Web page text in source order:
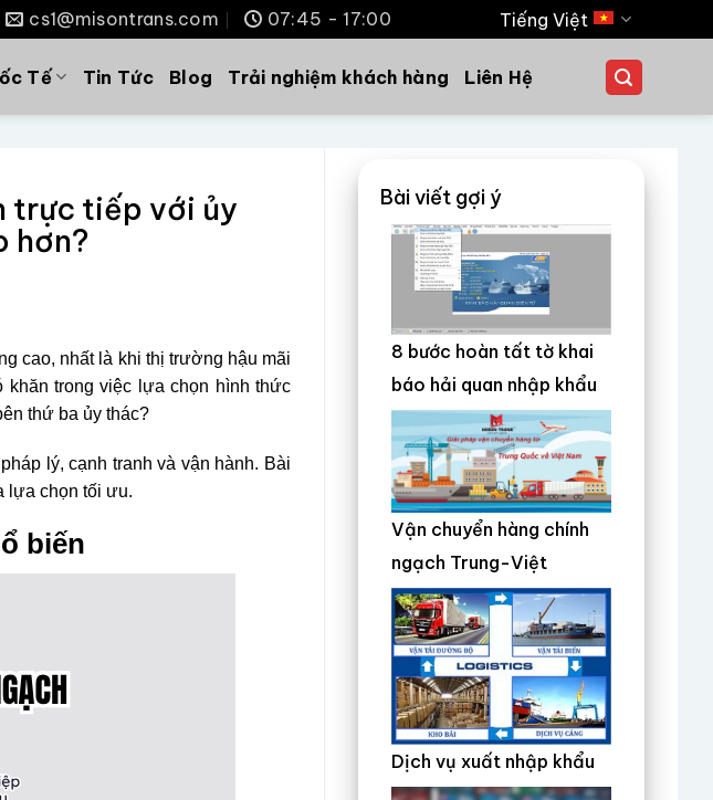
cs1@misontrans.com 07:45 - 17:00 Tiếng Việt
Tế Tin Tức Blog Trải nghiệm khách hàng Liên Hệ
trực tiếp với ủy
hơn?
cao, nhất là khi thị trường hậu mãi
khăn trong việc lựa chọn hình thức
thứ ba ủy thác?
lý, cạnh tranh và vận hành. Bài
lựa chọn tối ưu.
biến
Bài viết gợi ý
8 bước hoàn tất tờ khai
báo hải quan nhập khẩu
Vận chuyển hàng chính
ngạch Trung-Việt
Dịch vụ xuất nhập khẩu